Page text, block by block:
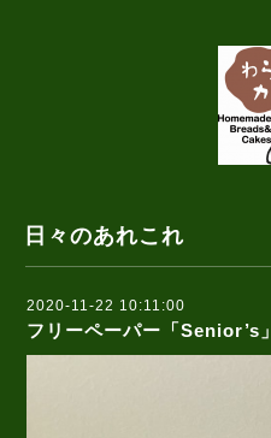
日々のあれこれ
2020-11-22 10:11:00
フリーペーパー「Senior’s」